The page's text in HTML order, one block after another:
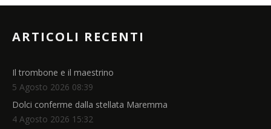
ARTICOLI RECENTI
Il trombone e il maestrino
5 Agosto 2026 08:39
Dolci conferme dalla stellata Maremma
4 Agosto 2026 15:32